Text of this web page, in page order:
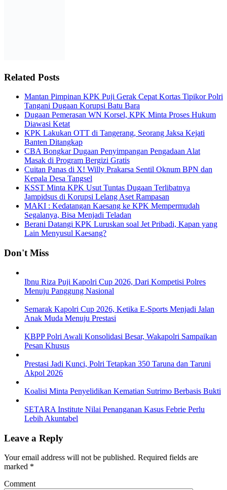
Related Posts
Mantan Pimpinan KPK Puji Gerak Cepat Kortas Tipikor Polri
Tangani Dugaan Korupsi Batu Bara
Dugaan Pemerasan WN Korsel, KPK Minta Proses Hukum
Diawasi Ketat
KPK Lakukan OTT di Tangerang, Seorang Jaksa Kejati
Banten Ditangkap
CBA Bongkar Dugaan Penyimpangan Pengadaan Alat
Masak di Program Bergizi Gratis
Cuitan Panas di X! Willy Prakarsa Sentil Oknum BPN dan
Kepala Desa Tangsel
KSST Minta KPK Usut Tuntas Dugaan Terlibatnya
Jampidsus di Korupsi Lelang Aset Rampasan
MAKI : Kedatangan Kaesang ke KPK Mempermudah
Segalanya, Bisa Menjadi Teladan
Berani Datangi KPK Luruskan soal Jet Pribadi, Kapan yang
Lain Menyusul Kaesang?
Don't Miss
Ibnu Riza Puji Kapolri Cup 2026, Dari Kompetisi Polres
Menuju Panggung Nasional
Semarak Kapolri Cup 2026, Ketika E-Sports Menjadi Jalan
Anak Muda Menuju Prestasi
KBPP Polri Awali Konsolidasi Besar, Wakapolri Sampaikan
Pesan Khusus
Prestasi Jadi Kunci, Polri Tetapkan 350 Taruna dan Taruni
Akpol 2026
Koalisi Minta Penyelidikan Kematian Sutrimo Berbasis Bukti
SETARA Institute Nilai Penanganan Kasus Febrie Perlu
Lebih Akuntabel
Leave a Reply
Your email address will not be published. Required fields are
marked *
Comment